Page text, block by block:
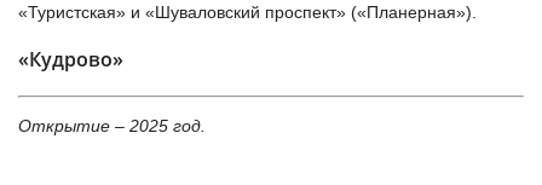
«Туристская» и «Шуваловский проспект» («Планерная»).
«Кудрово»
Открытие – 2025 год.